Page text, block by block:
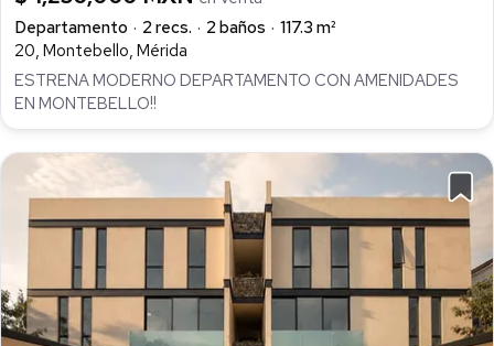
Departamento
2 recs. 2 baños
117.3 m²
20, Montebello, Mérida
ESTRENA MODERNO DEPARTAMENTO CON AMENIDADES
EN MONTEBELLO!!